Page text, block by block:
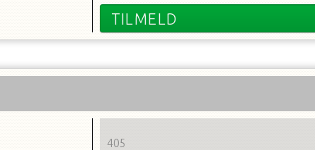
TILMELD
405